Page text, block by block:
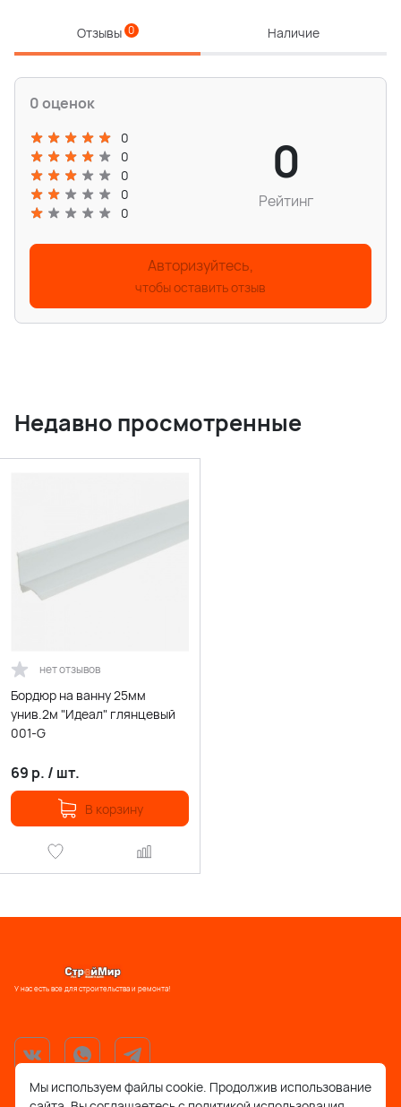
Отзывы 0 Наличие
0 оценок
0
0
0
0
0
0
Рейтинг
Авторизуйтесь,
чтобы оставить отзыв
Недавно просмотренные
нет отзывов
Бордюр на ванну 25мм
унив.2м "Идеал" глянцевый
001-G
69 р. / шт.
В корзину
У нас есть все для строительства и ремонта!
Мы используем файлы cookie. Продолжив использование